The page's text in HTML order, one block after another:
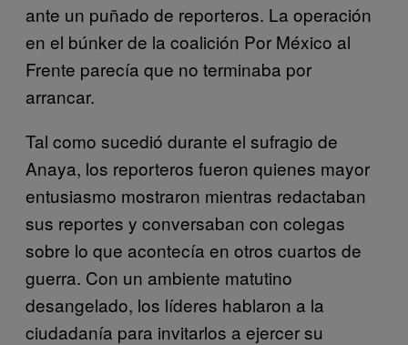
ante un puñado de reporteros. La operación
en el búnker de la coalición Por México al
Frente parecía que no terminaba por
arrancar.
Tal como sucedió durante el sufragio de
Anaya, los reporteros fueron quienes mayor
entusiasmo mostraron mientras redactaban
sus reportes y conversaban con colegas
sobre lo que acontecía en otros cuartos de
guerra. Con un ambiente matutino
desangelado, los líderes hablaron a la
ciudadanía para invitarlos a ejercer su